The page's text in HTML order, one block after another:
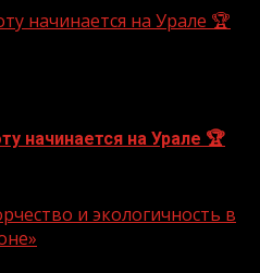
начинается на Урале 🏆
начинается на Урале 🏆
и экологичность в